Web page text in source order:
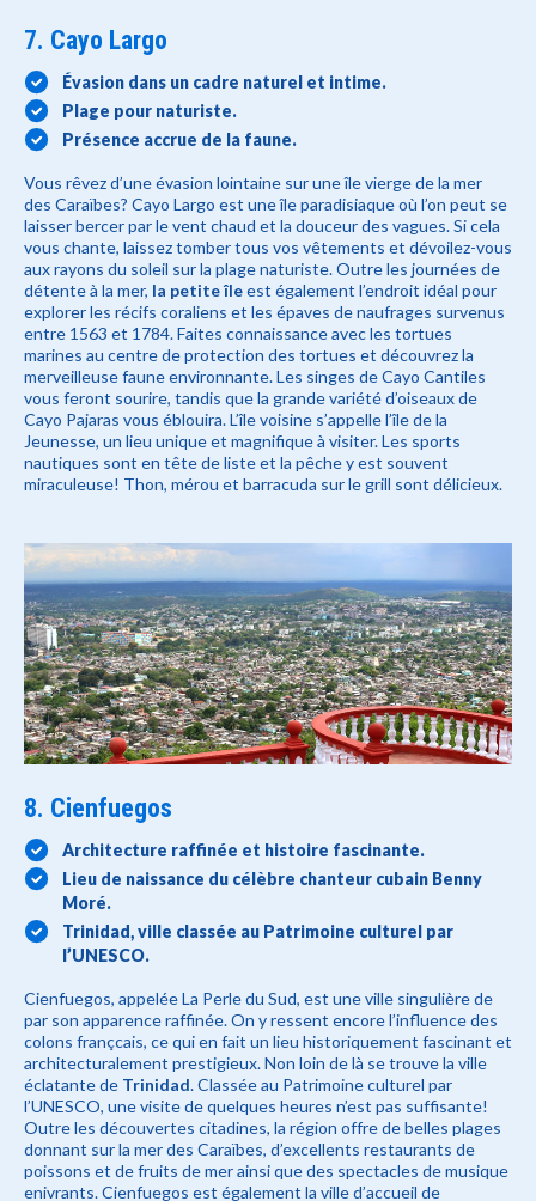
7. Cayo Largo
Évasion dans un cadre naturel et intime.
Plage pour naturiste.
Présence accrue de la faune.
Vous rêvez d’une évasion lointaine sur une île vierge de la mer
des Caraïbes? Cayo Largo est une île paradisiaque où l’on peut se
laisser bercer par le vent chaud et la douceur des vagues. Si cela
vous chante, laissez tomber tous vos vêtements et dévoilez-vous
aux rayons du soleil sur la plage naturiste. Outre les journées de
détente à la mer, la petite îleest également l’endroit idéal pour
explorer les récifs coraliens et les épaves de naufrages survenus
entre 1563 et 1784. Faites connaissance avec les tortues
marines au centre de protection des tortues et découvrez la
merveilleuse faune environnante. Les singes de Cayo Cantiles
vous feront sourire, tandis que la grande variété d’oiseaux de
Cayo Pajaras vous éblouira. L’île voisine s’appelle l’île de la
Jeunesse, un lieu unique et magnifique à visiter. Les sports
nautiques sont en tête de liste et la pêche y est souvent
miraculeuse! Thon, mérou et barracuda sur le grill sont délicieux.
8. Cienfuegos
Architecture raffinée et histoire fascinante.
Lieu de naissance du célèbre chanteur cubain Benny
Moré.
Trinidad, ville classée au Patrimoine culturel par
l’UNESCO.
Cienfuegos, appelée La Perle du Sud, est une ville singulière de
par son apparence raffinée. On y ressent encore l’influence des
colons françcais, ce qui en fait un lieu historiquement fascinant et
architecturalement prestigieux. Non loin de là se trouve la ville
éclatante de Trinidad. Classée au Patrimoine culturel par
l’UNESCO, une visite de quelques heures n’est pas suffisante!
Outre les découvertes citadines, la région offre de belles plages
donnant sur la mer des Caraïbes, d’excellents restaurants de
poissons et de fruits de mer ainsi que des spectacles de musique
enivrants. Cienfuegos est également la ville d’accueil de